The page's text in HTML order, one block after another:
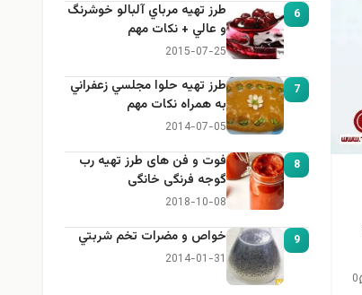
0
6
طرز تهيه مرباي آلبالو خوشرنگ
و عالي + نكات مهم
2015-07-25
7
طرز تهيه حلوا مجلسي زعفراني
به همراه نكات مهم
2014-07-05
8
فوت و فن های طرز تهیه رب
گوجه فرنگی خانگی
2018-10-08
9 خواص و مضرات تخم شربتي
2014-01-31